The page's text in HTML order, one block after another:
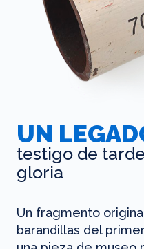
UN
testigo de
gloria
Un fragmento
barandillas del